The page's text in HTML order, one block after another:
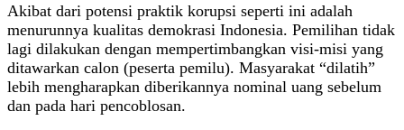
Akibat dari potensi praktik korupsi seperti ini adalah
menurunnya kualitas demokrasi Indonesia. Pemilihan tidak
lagi dilakukan dengan mempertimbangkan visi-misi yang
ditawarkan calon (peserta pemilu). Masyarakat “dilatih”
lebih mengharapkan diberikannya nominal uang sebelum
dan pada hari pencoblosan.